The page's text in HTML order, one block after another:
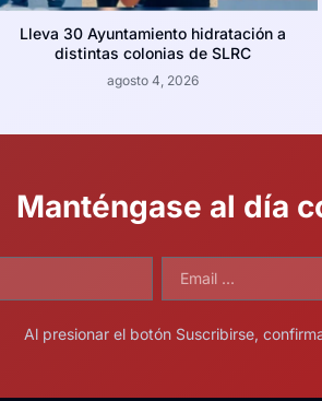
Lleva 30 Ayuntamiento hidratación a
distintas colonias de SLRC
agosto 4, 2026
Manténgase al día
Al presionar el botón Suscribirse,